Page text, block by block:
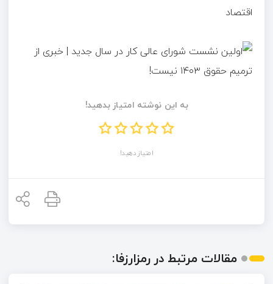
اقتصاد
به این نوشته امتیاز بدهید!
امتیاز دهید!
مقالات مرتبط در رمزارزفا: